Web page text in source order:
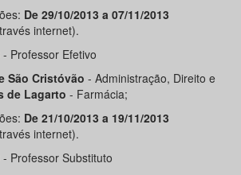
De 29/10/2013 a 07/11/2013
internet).
- Professor Efetivo
São Cristóvão - Administração, Direito e
de Lagarto - Farmácia;
De 21/10/2013 a 19/11/2013
internet).
- Professor Substituto